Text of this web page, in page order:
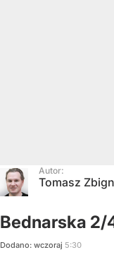
Autor:
Tomasz
Bednarska 2/
Dodano: wczoraj 5:30